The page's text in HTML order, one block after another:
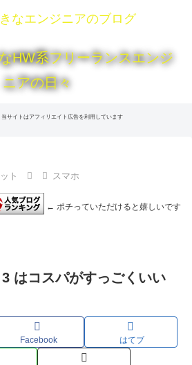
HW系フリーランスエンジ
ニアの日々
当サイトはアフィリエイト広告を利用しています
ト スマホ
← ポチっていただけると嬉しいです
はコスパがすっごくいい
Facebook はてブ